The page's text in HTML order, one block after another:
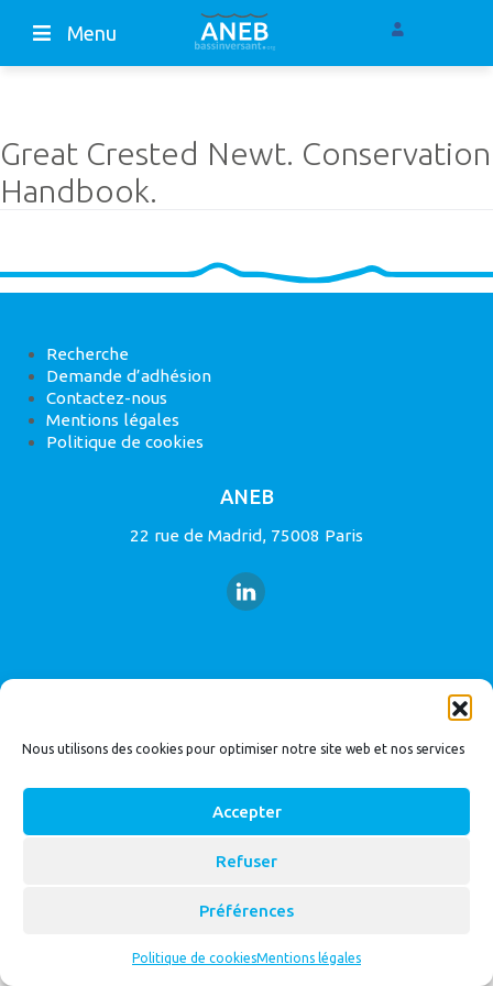
Nous utilisons des cookies pour optimiser notre site web et nos services
Accepter
Refuser
Préférences
Politique de cookiesMentions légales
Menu
Great Crested Newt. Conservation
Handbook.
Recherche
Demande d’adhésion
Contactez-nous
Mentions légales
Politique de cookies
ANEB
22 rue de Madrid, 75008 Paris